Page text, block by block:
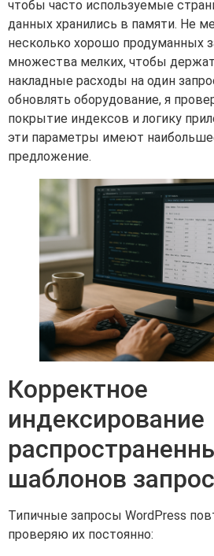
чтобы часто используемые
данных хранились в памяти. Не
несколько хорошо продуманных
множества мелких, чтобы
накладные расходы на один
обновлять оборудование, я
покрытие индексов и логику
эти параметры имеют
предложение.
Корректное
индексирование
шаблонов
Типичные запросы WordPress
проверяю их постоянно: